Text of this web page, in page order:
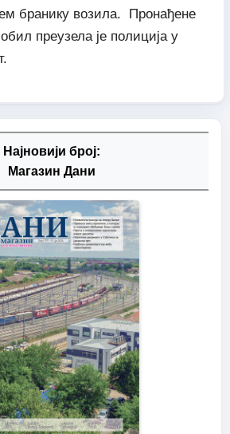
бранику возила. Пронађене
преузела је полиција у
Најновији број:
Магазин Дани